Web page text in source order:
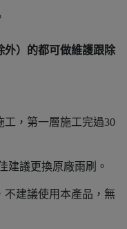
外）的都可做維護跟除
工，第一層施工完過30
建議更換原廠雨刷。
不建議使用本產品，無